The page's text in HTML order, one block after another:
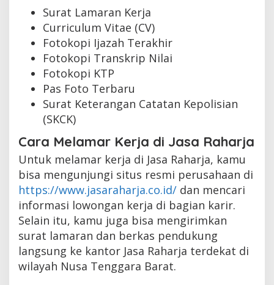
Surat Lamaran Kerja
Curriculum Vitae (CV)
Fotokopi Ijazah Terakhir
Fotokopi Transkrip Nilai
Fotokopi KTP
Pas Foto Terbaru
Surat Keterangan Catatan Kepolisian
(SKCK)
Cara Melamar Kerja di Jasa Raharja
Untuk melamar kerja di Jasa Raharja, kamu
bisa mengunjungi situs resmi perusahaan di
https://www.jasaraharja.co.id/ dan mencari
informasi lowongan kerja di bagian karir.
Selain itu, kamu juga bisa mengirimkan
surat lamaran dan berkas pendukung
langsung ke kantor Jasa Raharja terdekat di
wilayah Nusa Tenggara Barat.